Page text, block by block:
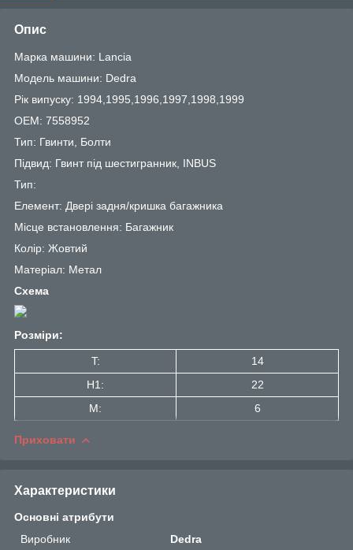
Опис
Марка машини: Lancia
Модель машини: Dedra
Рік випуску: 1994,1995,1996,1997,1998,1999
OEM: 7558952
Тип: Гвинти, Болти
Підвид: Гвинт під шестигранник, INBUS
Тип:
Елемент: Двері задня/кришка багажника
Місце встановлення: Багажник
Колір: Жовтий
Матеріал: Метал
Схема
Розміри:
T:
14
H1:
22
M:
6
Приховати
Характеристики
Основні атрибути
Виробник
Dedra